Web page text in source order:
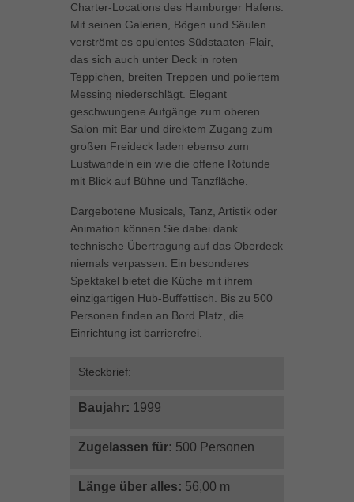
Charter-Locations des Hamburger Hafens.
Mit seinen Galerien, Bögen und Säulen
verströmt es opulentes Südstaaten-Flair,
das sich auch unter Deck in roten
Teppichen, breiten Treppen und poliertem
Messing niederschlägt. Elegant
geschwungene Aufgänge zum oberen
Salon mit Bar und direktem Zugang zum
großen Freideck laden ebenso zum
Lustwandeln ein wie die offene Rotunde
mit Blick auf Bühne und Tanzfläche.
Dargebotene Musicals, Tanz, Artistik oder
Animation können Sie dabei dank
technische Übertragung auf das Oberdeck
niemals verpassen. Ein besonderes
Spektakel bietet die Küche mit ihrem
einzigartigen Hub-Buffettisch. Bis zu 500
Personen finden an Bord Platz, die
Einrichtung ist barrierefrei.
Steckbrief:
Baujahr: 1999
Zugelassen für: 500 Personen
Länge über alles: 56,00 m
können Ihre Einwilligung zu ganzen Kategorien geben oder sich
weitere Informationen anzeigen lassen und so nur bestimmte
Cookies auswählen.
Alle akzeptieren Speichern
Zurück
Datenschutzeinstellungen
Essenziell (1)
Essenzielle Cookies ermöglichen grundlegende Funktionen und sind für
die einwandfreie Funktion der Website erforderlich.
Marketing (1)
Marketing-Cookies werden von Drittanbietern oder Publishern verwendet,
um personalisierte Werbung anzuzeigen. Sie tun dies, indem sie
Besucher über Websites hinweg verfolgen.
Cookie-Informationen anzeigen
Inhalte von Videoplattformen und Social-Media-Plattformen werden